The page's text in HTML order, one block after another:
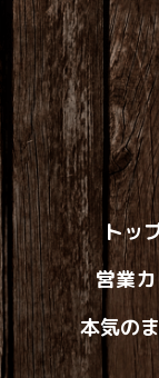
トッ
営業
本気の